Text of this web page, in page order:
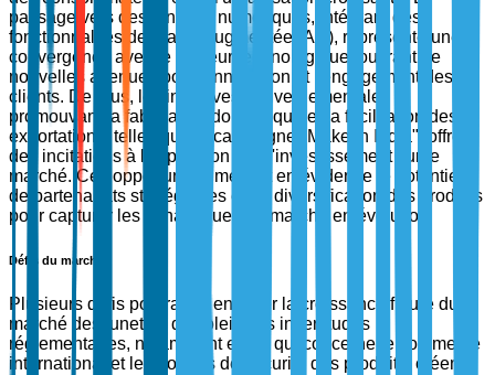
passage vers des lunettes numériques, intégrant des
fonctionnalités de réalité augmentée (AR), représente une
convergence avec le secteur technologique, ouvrant de
nouvelles avenues pour l'innovation et l'engagement des
clients. De plus, les initiatives gouvernementales
promouvant la fabrication domestique et la facilitation des
exportations, telles que la campagne "Make in India", offrent
des incitations à l'expansion et à l'investissement sur le
marché. Ces opportunités mettent en évidence le potentiel
de partenariats stratégiques et de diversification des produits
pour capturer les dynamiques de marché en évolution.
Défis du marché
Plusieurs défis pourraient entraver la croissance future du
marché des lunettes de soleil. Les incertitudes
réglementaires, notamment en ce qui concerne le commerce
international et les normes de sécurité des produits, créent